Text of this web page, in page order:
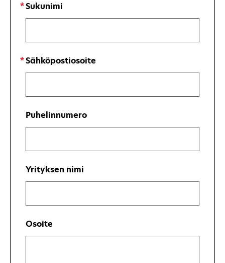
Sukunimi
Sähköpostiosoite
Puhelinnumero
Yrityksen nimi
Osoite